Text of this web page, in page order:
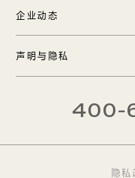
在线客服
TOP 12方案
品牌历程
品牌发布
企业动态
品牌影像
声明与隐私
400-
隐私